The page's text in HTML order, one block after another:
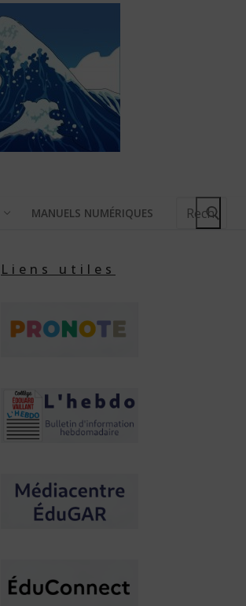
MANUELS NUMÉRIQUES
Rechercher
Liens utiles